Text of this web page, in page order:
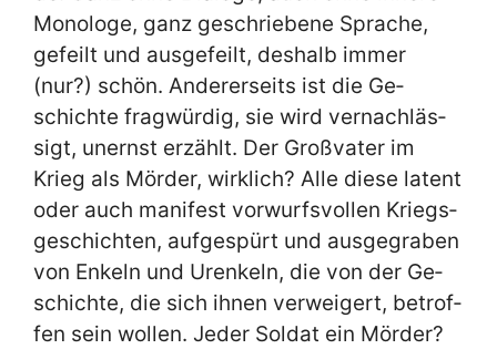
Mo­no­lo­ge, ganz ge­schrie­be­ne Spra­che,
ge­feilt und aus­ge­feilt, des­halb im­mer
(nur?) schön. An­de­rer­seits ist die Ge­
schich­te frag­wür­dig, sie wird ver­nach­läs­
sigt, un­ernst er­zählt. Der Groß­va­ter im
Krieg als Mör­der, wirk­lich? Al­le die­se la­tent
oder auch ma­ni­fest vor­wurfs­vol­len Kriegs­
ge­schich­ten, auf­ge­spürt und aus­ge­gra­ben
von En­keln und Ur­en­keln, die von der Ge­
schich­te, die sich ih­nen ver­wei­gert, be­trof­
fen sein wol­len. Je­der Sol­dat ein Mör­der?